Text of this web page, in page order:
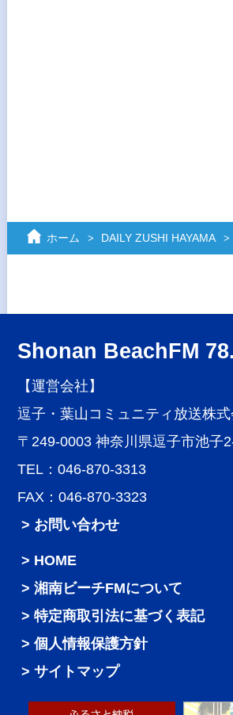
ホーム DAILY ZUSHI HAYAMA
Shonan BeachFM
【運営会社】
逗子・葉山コミュニティ放送株
〒249-0003 神奈川県逗子市池子
TEL：046-870-3313
FAX：046-870-3323
> お問い合わせ
HOME
湘南ビーチFMについて
特定商取引法に基づく表記
個人情報保護方針
サイトマップ